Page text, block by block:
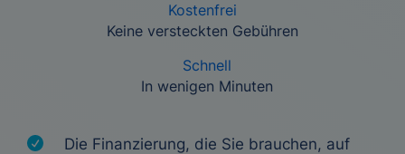
Kostenfrei
Keine versteckten Gebühren
Schnell
In wenigen Minuten
Die Finanzierung, die Sie brauchen, auf